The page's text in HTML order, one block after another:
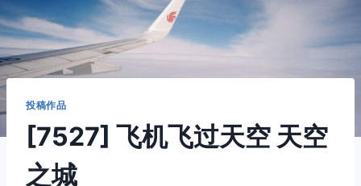
投稿作品
[7527] 飞机飞过天空 天空
之城